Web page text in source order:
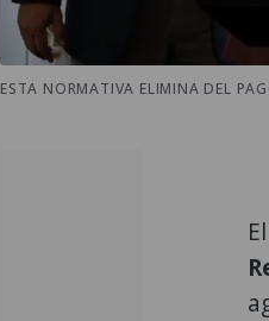
ESTA NORMATIVA ELIMINA DEL